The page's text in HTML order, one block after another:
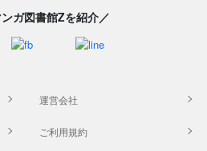
ガ図書館Zを紹介／
運営会社
ご利用規約